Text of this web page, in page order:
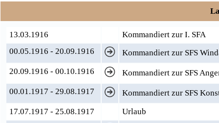
13.03.1916
Kommandiert zur I. SFA
00.05.1916 - 20.09.1916
Kommandiert zur SFS
20.09.1916 - 00.10.1916
Kommandiert zur SFS
00.01.1917 - 29.08.1917
Kommandiert zur SFS
17.07.1917 - 25.08.1917
Urlaub